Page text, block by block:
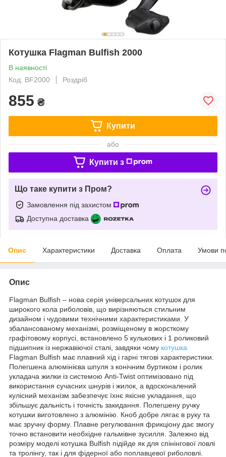
Котушка Flagman Bulfish 2000
В наявності
Код: BF2000
Роздріб
855 ₴
Купити
або
Купити з
Що таке купити з Пром?
Замовлення під захистом
Доступна доставка
Опис Характеристики Доставка Оплата Умови
Опис
Flagman Bulfish – нова серія універсальних котушок для
широкого кола риболовів, що вирізняються стильним
дизайном і чудовими технічними характеристиками. У
збалансованому механізмі, розміщеному в жорсткому
графітовому корпусі, встановлено 5 кулькових і 1 роликовий
підшипник із нержавіючої сталі, завдяки чому котушка
Flagman Bulfish має плавний хід і гарні тягові характеристики.
Полегшена алюмінієва шпуля з конічним буртиком і ролик
укладача жилки із системою Anti-Twist оптимізовано під
використання сучасних шнурів і жилок, а вдосконалений
кулісний механізм забезпечує їхнє якісне укладання, що
збільшує дальність і точність закидання. Полегшену ручку
котушки виготовлено з алюмінію. Кноб добре лягає в руку та
має зручну форму. Плавне регулювання фрикціону дає змогу
точно встановити необхідне гальмівне зусилля. Залежно від
розміру моделі котушка Bulfish підійде як для спінінгової ловлі
та тролінгу, так і для фідерної або поплавцевої риболовлі.